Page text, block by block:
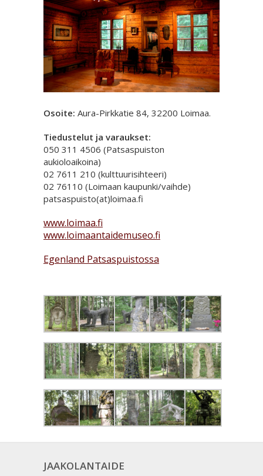
Osoite: Aura-Pirkkatie 84, 32200 Loimaa.
Tiedustelut ja varaukset:
050 311 4506 (Patsaspuiston
aukioloaikoina)
02 7611 210 (kulttuurisihteeri)
02 76110 (Loimaan kaupunki/vaihde)
patsaspuisto(at)loimaa.fi
www.loimaa.fi
www.loimaantaidemuseo.fi
Egenland Patsaspuistossa
JAAKOLANTAIDE